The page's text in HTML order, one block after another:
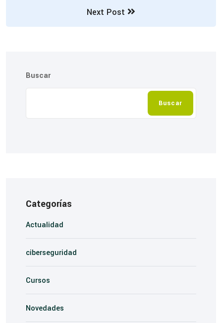
Next Post
Buscar
Buscar
Categorías
Actualidad
ciberseguridad
Cursos
Novedades